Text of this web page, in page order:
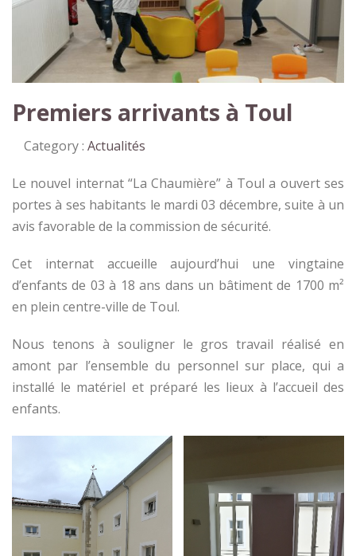
Premiers arrivants à Toul
Category : Actualités
Le nouvel internat “La Chaumière” à Toul a ouvert ses
portes à ses habitants le mardi 03 décembre, suite à un
avis favorable de la commission de sécurité.
Cet internat accueille aujourd’hui une vingtaine
d’enfants de 03 à 18 ans dans un bâtiment de 1700 m²
en plein centre-ville de Toul.
Nous tenons à souligner le gros travail réalisé en
amont par l’ensemble du personnel sur place, qui a
installé le matériel et préparé les lieux à l’accueil des
enfants.